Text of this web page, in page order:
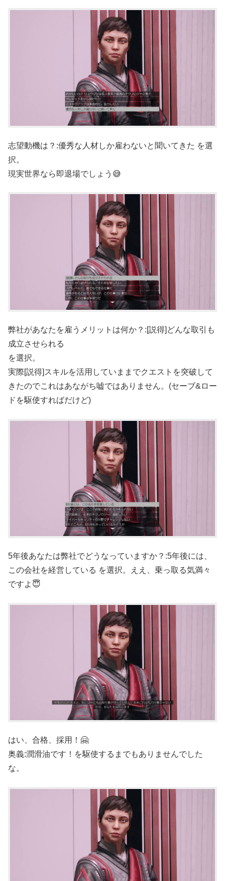
志望動機は？:優秀な人材しか雇わないと聞いてきた を選
択。
現実世界なら即退場でしょう😅
弊社があなたを雇うメリットは何か？:[説得]どんな取引も
成立させられる
を選択。
実際[説得]スキルを活用していままでクエストを突破して
きたのでこれはあながち嘘ではありません。(セーブ&ロー
ドを駆使すればだけど)
5年後あなたは弊社でどうなっていますか？:5年後には、
この会社を経営している を選択。ええ、乗っ取る気満々
ですよ😇
はい、合格、採用！🤗
奥義:潤滑油です！を駆使するまでもありませんでした
な。